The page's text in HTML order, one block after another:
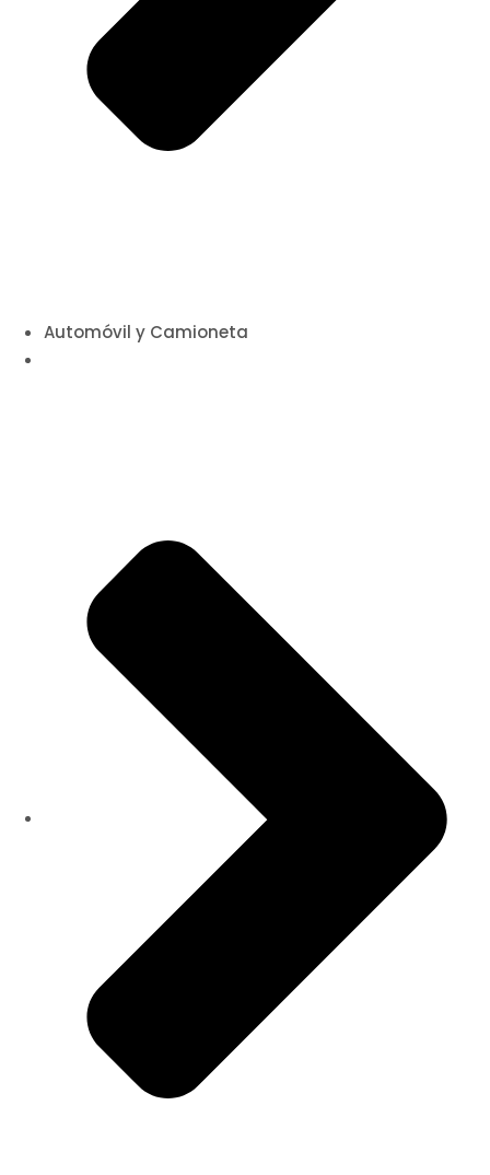
Automóvil y Camioneta